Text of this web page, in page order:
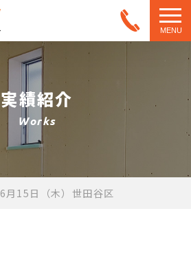
MENU
実績紹介
Works
6月15日（木）世田谷区